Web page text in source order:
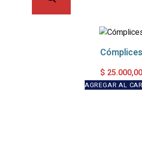
Cómplices
$ 25.000,00
AGREGAR AL